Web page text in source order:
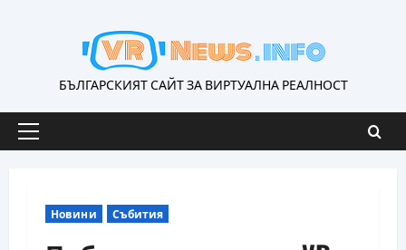
БЪЛГАРСКИЯТ САЙТ ЗА ВИРТУАЛНА РЕАЛНОСТ
Primary
Новини Събития